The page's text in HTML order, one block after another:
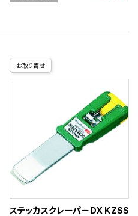
お取り寄せ
ステッカスクレーパーDX KZSS